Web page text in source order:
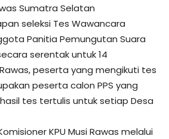
Sumatra Selatan
seleksi Tes Wawancara
Panitia Pemungutan Suara
serentak untuk 14
peserta yang mengikuti tes
peserta calon PPS yang
tes tertulis untuk setiap Desa
KPU Musi Rawas melalui